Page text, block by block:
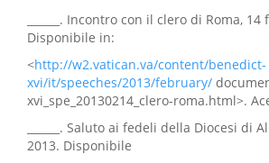
______. Incontro con il clero di Roma,
Disponibile in:
<http://w2.vatican.va/content/benedict-
xvi/it/speeches/2013/february/
xvi_spe_20130214_clero-roma.html>.
______. Saluto ai fedeli della Diocesi di
2013. Disponibile